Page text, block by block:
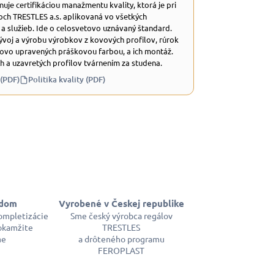
certifikáciou manažmentu kvality, ktorá je pri
TRESTLES a.s. aplikovaná vo všetkých
služieb. Ide o celosvetovo uznávaný štandard.
a výrobu výrobkov z kovových profilov, rúrok
upravených práškovou farbou, a ich montáž.
a uzavretých profilov tvárnením za studena.
Politika kvality (PDF)
Vyrobené v Českej republike
Sme český výrobca regálov
TRESTLES
a drôteného programu
FEROPLAST